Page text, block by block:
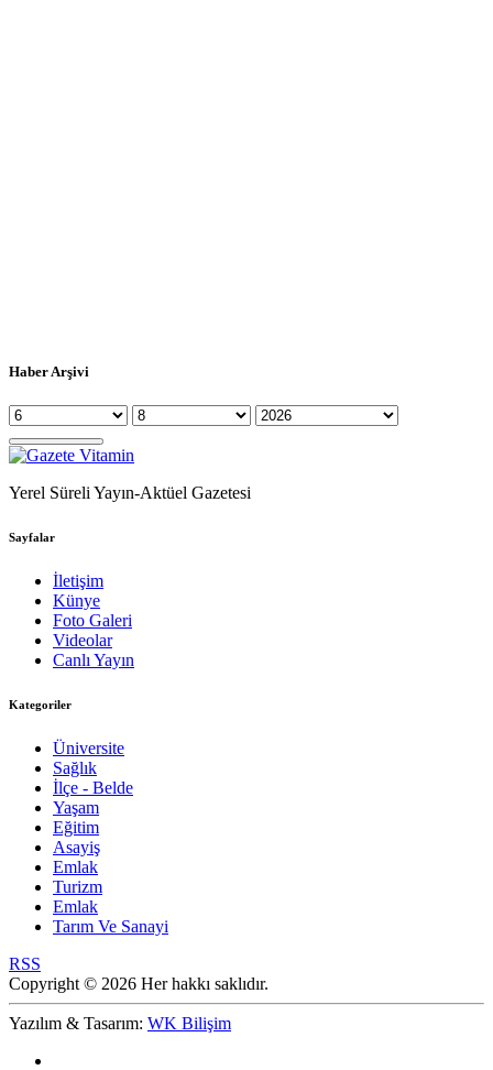
Haber Arşivi
Yerel Süreli Yayın-Aktüel Gazetesi
Sayfalar
İletişim
Künye
Foto Galeri
Videolar
Canlı Yayın
Kategoriler
Üniversite
Sağlık
İlçe - Belde
Yaşam
Eğitim
Asayiş
Emlak
Turizm
Emlak
Tarım Ve Sanayi
RSS
Copyright © 2026 Her hakkı saklıdır.
Yazılım & Tasarım: WK Bilişim